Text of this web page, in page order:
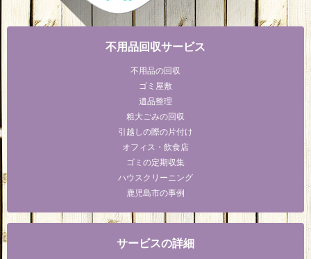
不用品回収サービス
不用品の回収
ゴミ屋敷
遺品整理
粗大ごみの回収
引越しの際の片付け
オフィス・飲食店
ゴミの定期収集
ハウスクリーニング
鹿児島市の事例
サービスの詳細